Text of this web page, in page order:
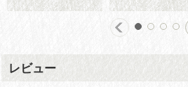
レビュー